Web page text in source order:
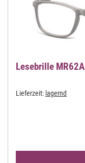
Lesebrille MR62A
Lieferzeit: lagernd